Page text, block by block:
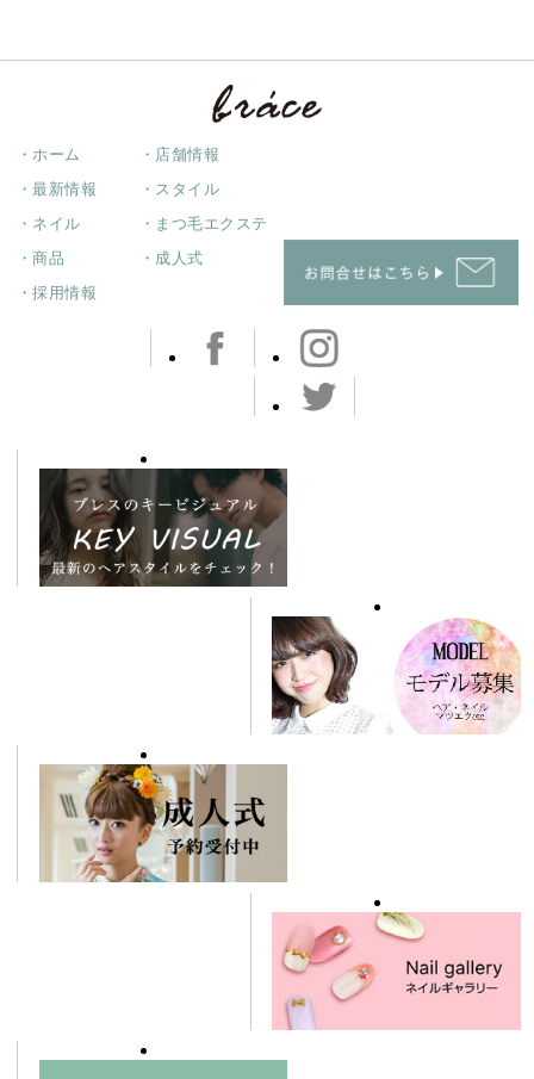
・ホーム ・店舗情報
・最新情報 ・スタイル
・ネイル ・まつ毛エクステ
・商品 ・成人式
・採用情報